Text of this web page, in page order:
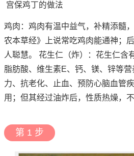
宫保鸡丁的做法
鸡肉：鸡肉有温中益气，补精添髓
农本草经》上说常吃鸡肉能通神；
人聪慧。 花生仁（炸）：花生仁含
脂肪酸、维生素E、钙、镁、锌等
力、抗老化、止血、预防心脑血管
用；但其经过油炸后，性质热燥，不
第 1 步